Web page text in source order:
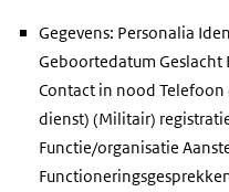
Gegevens: Personalia
Geboortedatum Geslacht
Contact in nood Telefoon
dienst) (Militair)
Functie/organisatie